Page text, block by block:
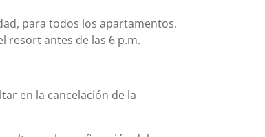
para todos los apartamentos.
resort antes de las 6 p.m.
en la cancelación de la